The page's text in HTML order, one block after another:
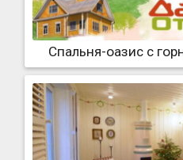
Спальня-оазис с